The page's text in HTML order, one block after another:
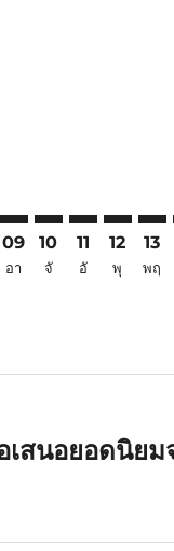
09
อา
10
จั
11
อั
12
พุ
13
พฤ
เสนอยอดนิย